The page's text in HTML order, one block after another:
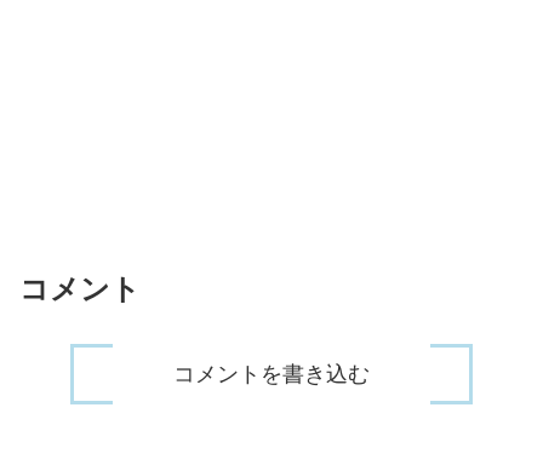
コメント
コメントを書き込む